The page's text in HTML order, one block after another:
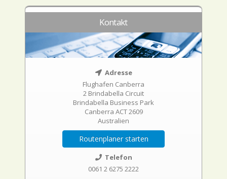
Kontakt
Adresse
Flughafen Canberra
2 Brindabella Circuit
Brindabella Business Park
Canberra ACT 2609
Australien
Routenplaner starten
Telefon
0061 2 6275 2222